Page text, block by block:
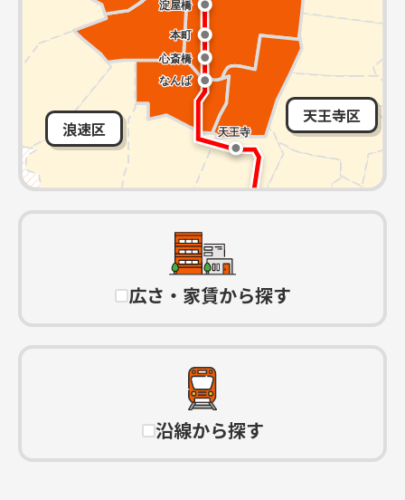
天王寺区
浪速区
広さ・家賃から探す
沿線から探す